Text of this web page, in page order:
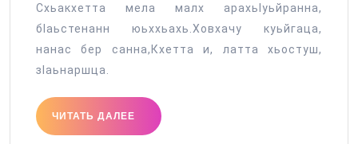
Схьакхетта мела малх арахьӀуьйранна,
бӏаьстенанн юьххьахь.Ховхачу куьйгаца,
нанас бер санна,Кхетта и, латта хьостуш,
зӏаьнаршца.
ЧИТАТЬ ДАЛЕЕ
ЧИТАТЬ
ДАЛЕЕ